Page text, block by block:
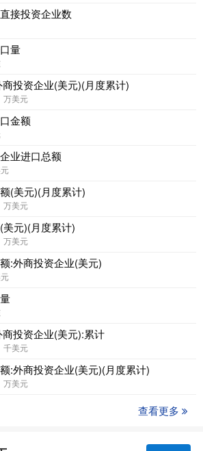
接投资企业数
量
投资企业(美元)(月度累计)
万美元
金额
业进口总额
(美元)(月度累计)
万美元
元)(月度累计)
万美元
:外商投资企业(美元)
投资企业(美元):累计
千美元
:外商投资企业(美元)(月度累计)
万美元
查看更多